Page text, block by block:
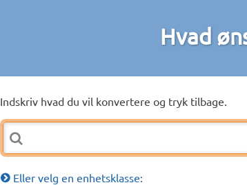
Hvad
Indskriv hvad du vil konvertere og tryk tilbage.
Eller velg en enhetsklasse: